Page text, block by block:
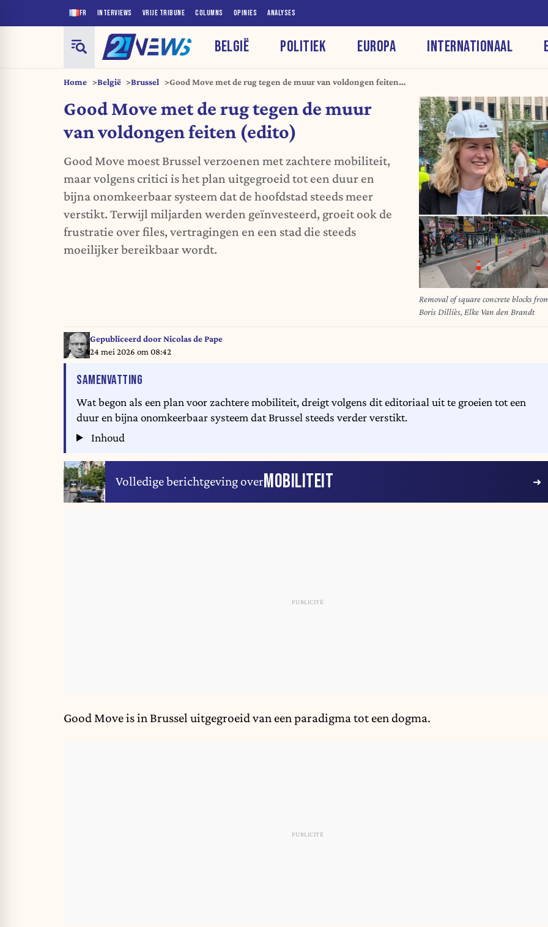
FR INTERVIEWS VRIJE TRIBUNE COLUMNS OPINIES ANALYSES
BELGIË POLITIEK EUROPA INTERNATIONAAL
Home België Brussel
Good Move met de rug tegen de muur van voldongen feiten
Good Move met de rug tegen de muur
van voldongen feiten (edito)
Good Move moest Brussel verzoenen met zachtere mobiliteit,
maar volgens critici is het plan uitgegroeid tot een duur en
bijna onomkeerbaar systeem dat de hoofdstad steeds meer
verstikt. Terwijl miljarden werden geïnvesteerd, groeit ook de
frustratie over files, vertragingen en een stad die steeds
moeilijker bereikbaar wordt.
Removal of square concrete blocks
Boris Dilliès, Elke Van den Brandt
Gepubliceerd doorNicolas de Pape
24 mei 2026 om 08:42
SAMENVATTING
Wat begon als een plan voor zachtere mobiliteit, dreigt volgens dit editoriaal uit te groeien tot een
duur en bijna onomkeerbaar systeem dat Brussel steeds verder verstikt.
Inhoud
Volledige berichtgeving overMOBILITEIT
Good Move is in Brussel uitgegroeid van een paradigma tot een dogma.